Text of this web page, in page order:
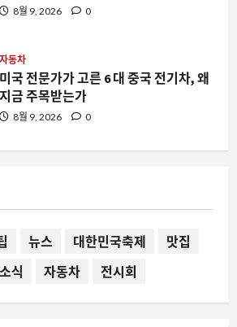
8월 9, 2026 0
자동차
미국 전문가가 고른 6 대 중국 전기차, 왜
지금 주목받는가
8월 9, 2026 0
요즘뜨는소식
시판을 뜨겁게 만든 이유
뉴스 대한민국축제
맛집
식 자동차 전시회